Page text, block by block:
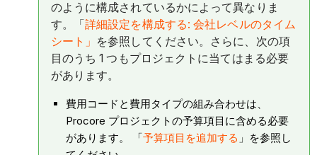
のように構成されているかによって異なりま
す。「詳細設定を構成する: 会社レベルのタイム
シート」 を参照してください。さらに、次の項
目のうち 1 つもプロジェクトに当てはまる必要
があります。
費用コードと費用タイプの組み合わせは、
Procore プロジェクトの予算項目に含める必要
があります。 「予算項目を追加する 」を参照し